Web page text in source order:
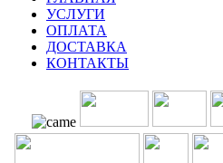
УСЛУГИ
ОПЛАТА
ДОСТАВКА
КОНТАКТЫ